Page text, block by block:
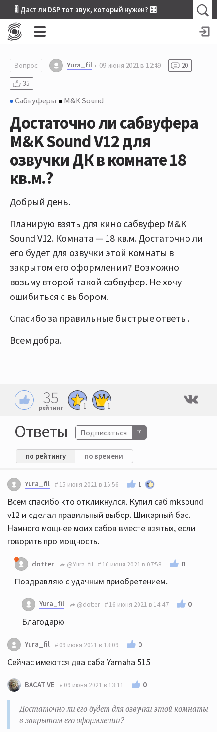
🎚 Даст ли DSP тот звук, который нужен? 🎛
Вопрос Yura_fil 09 июня 2021 в 12:49
20
35
Сабвуферы M&K Sound
Достаточно ли сабвуфера
M&K Sound V12 для
озвучки ДК в комнате 18
кв.м.?
Добрый день.
Планирую взять для кино сабвуфер M&K
Sound V12. Комната — 18 кв.м. Достаточно ли
его будет для озвучки этой комнаты в
закрытом его оформлении? Возможно
возьму второй такой сабвуфер. Не хочу
ошибиться с выбором.
Спасибо за правильные быстрые ответы.
Всем добра.
35
рейтинг 1 1
Ответы Подписаться 7
по рейтингу по времени
Yura_fil 15 июня 2021 в 15:56 1
Всем спасибо кто откликнулся. Купил саб mksound
v12 и сделал правильный выбор. Шикарный бас.
Намного мощнее моих сабов вместе взятых, если
говорить про мощность.
dotter @Yura_fil 16 июня 2021 в 07:58 0
Поздравляю с удачным приобретением.
Yura_fil @dotter 16 июня 2021 в 14:47 0
Благодарю
Yura_fil 09 июня 2021 в 13:09 0
Сейчас имеются два саба Yamaha 515
BACATIVE 09 июня 2021 в 13:11 0
Достаточно ли его будет для озвучки этой комнаты
в закрытом его оформлении?